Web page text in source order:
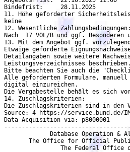
Bindefrist:	28.11.2025
11. Höhe geforderter
keine
12. Wesentliche Zahlungsbedingungen:
Nach  17 VOL/B und ggf.
13. Mit dem Angebot ggf.
Etwaige geforderte Eignungsnachweise
Detailangaben sowie weitere
Leistungsverzeichnisses beschrieben.
Bitte beachten Sie auch die
Alle geforderten Formulare, manuell
digital einzureichen.
Die Vergabestelle behält es sich
14. Zuschlagskriterien:
Die Zuschlagskriterien sind in den
Source: 4 https://service.bund.de/
Data Acquisition via: p8000001
Database Operation &
The Office for Official
The Federal Office